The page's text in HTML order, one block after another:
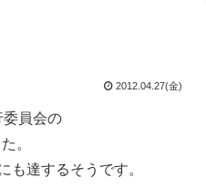
2012.04.27(金)
員会の
。
も達するそうです。